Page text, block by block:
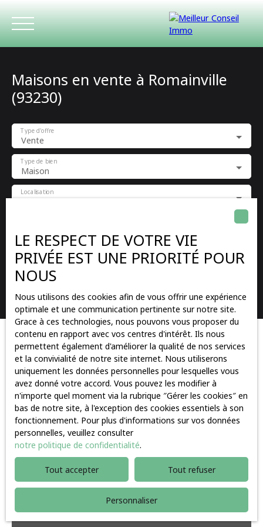
ACCUEIL
Maisons en vente à Romainville
(93230)
Vente
Type d'offre
Maison
Type de bien
Romainville (93230)
Localisation
Surface min (m²)
Pertinence
Trier par Créer une alerte
530 000€
Baisse de prix
LE RESPECT DE VOTRE VIE
PRIVÉE EST UNE PRIORITÉ POUR
NOUS
Nous utilisons des cookies afin de vous offrir une expérience
optimale et une communication pertinente sur notre site.
Grace à ces technologies, nous pouvons vous proposer du
contenu en rapport avec vos centres d'intérêt. Ils nous
permettent également d'améliorer la qualité de nos services
et la convivialité de notre site internet. Nous utiliserons
uniquement les données personnelles pour lesquelles vous
avez donné votre accord. Vous pouvez les modifier à
n'importe quel moment via la rubrique ″Gérer les cookies″ en
bas de notre site, à l'exception des cookies essentiels à son
fonctionnement. Pour plus d'informations sur vos données
personnelles, veuillez consulter
notre politique de confidentialité.
Tout accepter Tout refuser
Personnaliser